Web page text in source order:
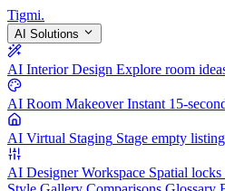
Tigmi.
AI Solutions
AI Interior Design Explore room
AI Room Makeover Instant 15-
AI Virtual Staging Stage empty
AI Designer Workspace Spatial